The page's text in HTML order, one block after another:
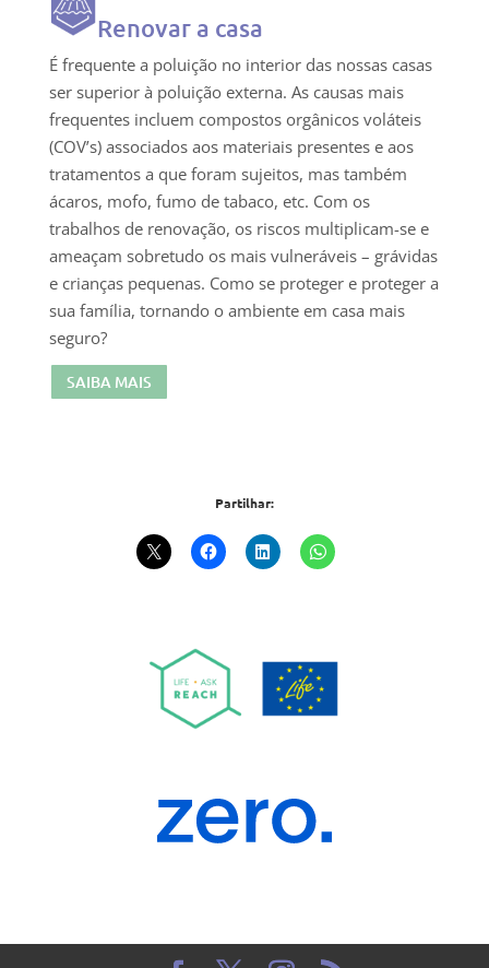
Renovar a casa
É frequente a poluição no interior das nossas casas
ser superior à poluição externa. As causas mais
frequentes incluem compostos orgânicos voláteis
(COV’s) associados aos materiais presentes e aos
tratamentos a que foram sujeitos, mas também
ácaros, mofo, fumo de tabaco, etc. Com os
trabalhos de renovação, os riscos multiplicam-se e
ameaçam sobretudo os mais vulneráveis – grávidas
e crianças pequenas. Como se proteger e proteger a
sua família, tornando o ambiente em casa mais
seguro?
SAIBA MAIS
Partilhar: